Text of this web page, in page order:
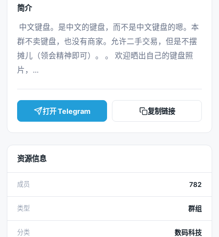
简介
群不卖键盘，也没有商家。允许二手交易，但是不摆
摊儿（领会精神即可）。 。 欢迎晒出自己的键盘照
片，...
打开 Telegram 复制链接
资源信息
成员 782
类型 群组
分类 数码科技